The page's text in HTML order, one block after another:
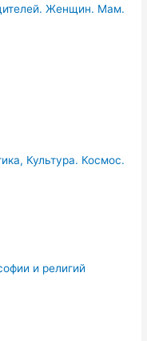
Женщин. Мам.
Культура. Космос.
и религий